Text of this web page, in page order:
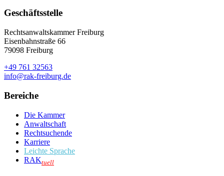
Geschäftsstelle
Rechtsanwaltskammer Freiburg
Eisenbahnstraße 66
79098 Freiburg
+49 761 32563
info@rak-freiburg.de
Bereiche
Die Kammer
Anwaltschaft
Rechtsuchende
Karriere
Leichte Sprache
RAKtuell